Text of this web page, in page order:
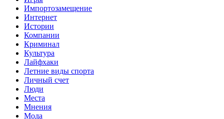
Импортозамещение
Интернет
Истории
Компании
Криминал
Культура
Лайфхаки
Летние виды спорта
Личный счет
Люди
Места
Мнения
Мода